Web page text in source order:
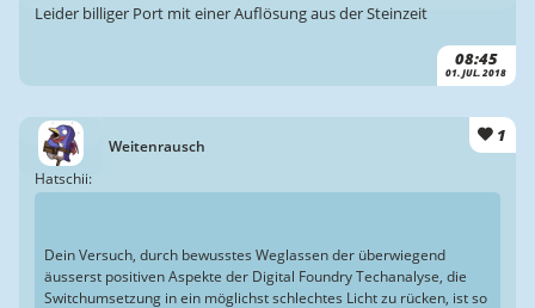
08:45
01. JUL. 2018
Leider billiger Port mit einer Auflösung aus der Steinzeit
Weitenrausch
1
Hatschii:
Dein Versuch, durch bewusstes Weglassen der überwiegend
äusserst positiven Aspekte der Digital Foundry Techanalyse, die
Switchumsetzung in ein möglichst schlechtes Licht zu rücken, ist so